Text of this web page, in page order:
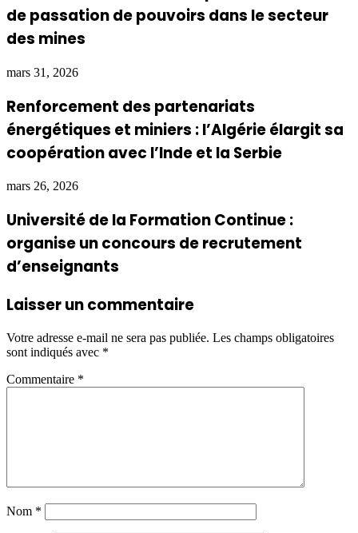
de passation de pouvoirs dans le secteur
des mines
mars 31, 2026
Renforcement des partenariats
énergétiques et miniers : l’Algérie élargit sa
coopération avec l’Inde et la Serbie
mars 26, 2026
Université de la Formation Continue :
organise un concours de recrutement
d’enseignants
Laisser un commentaire
Votre adresse e-mail ne sera pas publiée. Les champs obligatoires
sont indiqués avec *
Commentaire *
Nom *